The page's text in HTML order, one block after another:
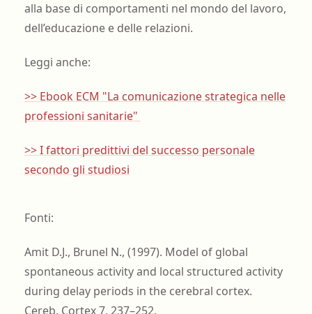
alla base di comportamenti nel mondo del lavoro,
dell’educazione e delle relazioni.
Leggi anche:
>> Ebook ECM "La comunicazione strategica nelle
professioni sanitarie"
>> I fattori predittivi del successo personale
secondo gli studiosi
Fonti:
Amit D.J., Brunel N., (1997). Model of global
spontaneous activity and local structured activity
during delay periods in the cerebral cortex.
Cereb. Cortex 7, 237–252.